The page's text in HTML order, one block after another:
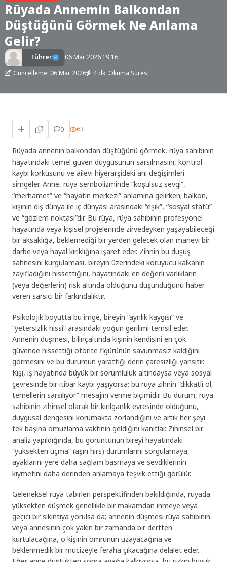
Rüyada Annemin Balkondan
Düştüğünü Görmek Ne Anlama
Gelir?
Führer
06 Mar 2026 19:16
Güncelleme: 06 Mar 2026
4 dk. Okuma Süresi
0 63
Rüyada annenin balkondan düştüğünü görmek, rüya sahibinin
hayatındaki temel güven duygusunun sarsılmasını, kontrol
kaybı korkusunu ve ailevi hiyerarşideki ani değişimleri
simgeler. Anne, rüya sembolizminde “koşulsuz sevgi”,
“merhamet” ve “hayatın merkezi” anlamına gelirken; balkon,
kişinin dış dünya ile iç dünyası arasındaki “eşik”, “sosyal statü”
ve “gözlem noktası”dır. Bu rüya, rüya sahibinin profesyonel
hayatında veya kişisel projelerinde zirvedeyken yaşayabileceği
bir aksaklığa, beklemediği bir yerden gelecek olan manevi bir
darbe veya hayal kırıklığına işaret eder. Zihnin bu düşüş
sahnesini kurgulaması, bireyin üzerindeki koruyucu kalkanın
zayıfladığını hissettiğini, hayatındaki en değerli varlıkların
(veya değerlerin) risk altında olduğunu düşündüğünü haber
veren sarsıcı bir farkındalıktır.
Psikolojik boyutta bu imge, bireyin “ayrılık kaygısı” ve
“yetersizlik hissi” arasındaki yoğun gerilimi temsil eder.
Annenin düşmesi, bilinçaltında kişinin kendisini en çok
güvende hissettiği otorite figürünün savunmasız kaldığını
görmesini ve bu durumun yarattığı derin çaresizliği yansıtır.
Kişi, iş hayatında büyük bir sorumluluk altındaysa veya sosyal
çevresinde bir itibar kaybı yaşıyorsa; bu rüya zihnin “dikkatli ol,
temellerin sarsılıyor” mesajını verme biçimidir. Bu durum, rüya
sahibinin zihinsel olarak bir kırılganlık evresinde olduğunu,
duygusal dengesini korumakta zorlandığını ve artık her şeyi
tek başına omuzlama vaktinin geldiğini kanıtlar. Zihinsel bir
analiz yapıldığında, bu görüntünün bireyi hayatındaki
“yüksekten uçma” (aşırı hırs) durumlarını sorgulamaya,
ayaklarını yere daha sağlam basmaya ve sevdiklerinin
kıymetini daha derinden anlamaya teşvik ettiği görülür.
Geleneksel rüya tabirleri perspektifinden bakıldığında, rüyada
yüksekten düşmek genellikle bir makamdan inmeye veya
geçici bir sıkıntıya yorulsa da; annenin düşmesi rüya sahibinin
veya annesinin çok yakın bir zamanda bir dertten
kurtulacağına, o kişinin ömrünün uzayacağına ve
beklenmedik bir mucizeyle feraha çıkacağına delalet eder.